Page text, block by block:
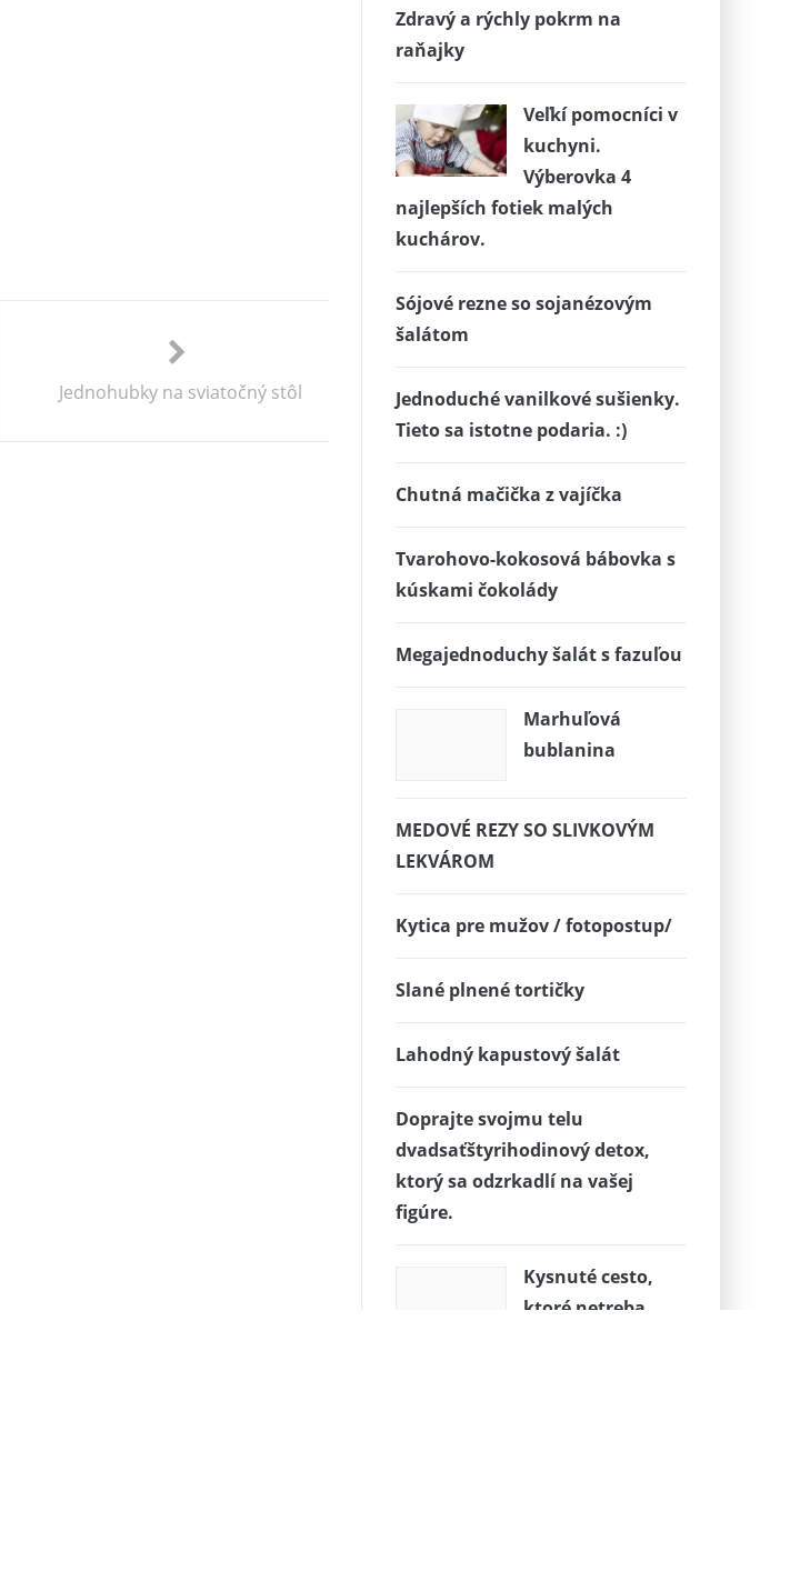
Jednohubky na sviatočný stôl
Zdravý a rýchly pokrm na
raňajky
Veľkí pomocníci v
kuchyni.
Výberovka 4
najlepších fotiek malých
kuchárov.
Sójové rezne so sojanézovým
šalátom
Jednoduché vanilkové sušienky.
Tieto sa istotne podaria. :)
Chutná mačička z vajíčka
Tvarohovo-kokosová bábovka s
kúskami čokolády
Megajednoduchy šalát s fazuľou
Marhuľová
bublanina
MEDOVÉ REZY SO SLIVKOVÝM
LEKVÁROM
Kytica pre mužov / fotopostup/
Slané plnené tortičky
Lahodný kapustový šalát
Doprajte svojmu telu
dvadsaťštyrihodinový detox,
ktorý sa odzrkadlí na vašej
figúre.
Kysnuté cesto,
ktoré netreba